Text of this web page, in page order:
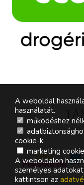
A weboldal
használatát.
működéshez
cookie-k
marketing
A weboldalon
személyes
kattintson az